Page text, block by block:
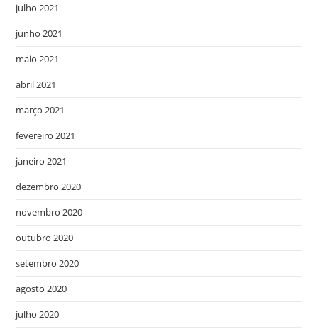
julho 2021
junho 2021
maio 2021
abril 2021
março 2021
fevereiro 2021
janeiro 2021
dezembro 2020
novembro 2020
outubro 2020
setembro 2020
agosto 2020
julho 2020